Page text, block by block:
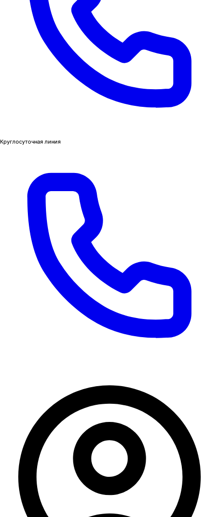
Круглосуточная линия